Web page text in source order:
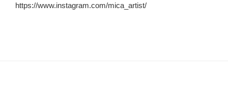
https://www.instagram.com/mica_artist/